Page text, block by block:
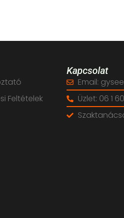
Feltételek
Kapcsolat
Email:
Üzlet: 06 1